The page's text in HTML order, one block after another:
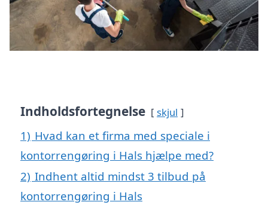
Indholdsfortegnelse skjul
1) Hvad kan et firma med speciale i
kontorrengøring i Hals hjælpe med?
2) Indhent altid mindst 3 tilbud på
kontorrengøring i Hals